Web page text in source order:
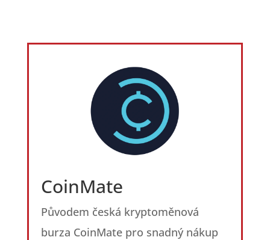
CoinMate
Původem česká kryptoměnová
burza CoinMate pro snadný nákup